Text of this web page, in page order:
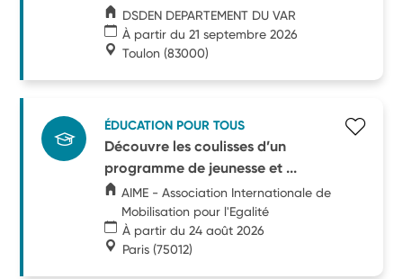
DSDEN DEPARTEMENT DU VAR
À partir du 21 septembre 2026
Toulon (83000)
ÉDUCATION POUR TOUS
Découvre les coulisses d’un
programme de jeunesse et ...
AIME - Association Internationale de
Mobilisation pour l'Egalité
À partir du 24 août 2026
Paris (75012)